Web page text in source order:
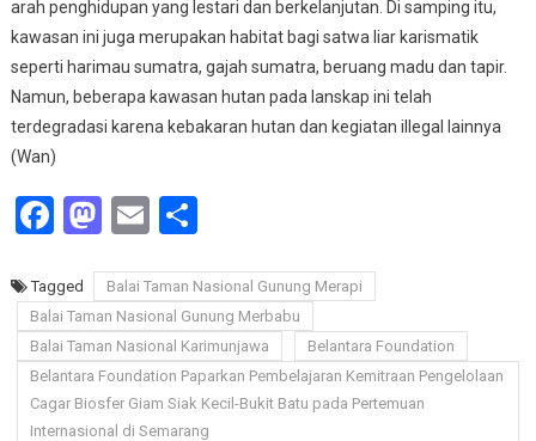
arah penghidupan yang lestari dan berkelanjutan. Di samping itu,
kawasan ini juga merupakan habitat bagi satwa liar karismatik
seperti harimau sumatra, gajah sumatra, beruang madu dan tapir.
Namun, beberapa kawasan hutan pada lanskap ini telah
terdegradasi karena kebakaran hutan dan kegiatan illegal lainnya
(Wan)
Facebook
Mastodon
EmailShare
Tagged
Balai Taman Nasional Gunung Merapi
Balai Taman Nasional Gunung Merbabu
Balai Taman Nasional Karimunjawa
Belantara Foundation
Belantara Foundation Paparkan Pembelajaran Kemitraan Pengelolaan
Cagar Biosfer Giam Siak Kecil-Bukit Batu pada Pertemuan
Internasional di Semarang